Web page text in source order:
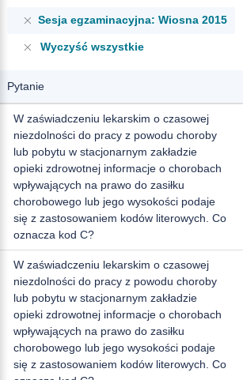
Sesja egzaminacyjna: Wiosna 2015
Wyczyść wszystkie
Pytanie
W zaświadczeniu lekarskim o czasowej
niezdolności do pracy z powodu choroby
lub pobytu w stacjonarnym zakładzie
opieki zdrowotnej informacje o chorobach
wpływających na prawo do zasiłku
chorobowego lub jego wysokości podaje
się z zastosowaniem kodów literowych. Co
oznacza kod C?
W zaświadczeniu lekarskim o czasowej
niezdolności do pracy z powodu choroby
lub pobytu w stacjonarnym zakładzie
opieki zdrowotnej informacje o chorobach
wpływających na prawo do zasiłku
chorobowego lub jego wysokości podaje
się z zastosowaniem kodów literowych. Co